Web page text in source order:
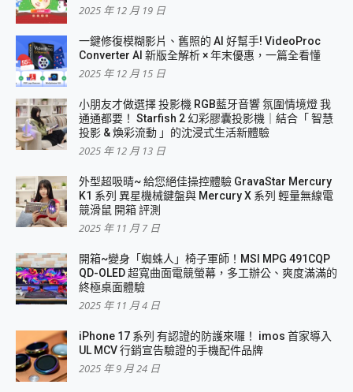
2025 年 12 月 19 日
一鍵修復模糊影片、舊照的 AI 好幫手! VideoProc
Converter AI 新版全解析 × 年末優惠，一篇全看懂
2025 年 12 月 15 日
小朋友才做選擇 投影機 RGB藍牙音響 氛圍情境燈 我
通通都要！ Starfish 2 幻彩膠囊投影機｜結合「 智慧
投影 & 煥彩流動 」的沈浸式生活新體驗
2025 年 12 月 13 日
外型超吸晴~ 給您絕佳操控體驗 GravaStar Mercury
K1 系列 異星機械鍵盤與 Mercury X 系列 輕量無線電
競滑鼠 開箱 評測
2025 年 11 月 7 日
開箱~變身「蜘蛛人」椅子軍師！MSI MPG 491CQP
QD-OLED 超寬曲面電競螢幕，多工辦公、爽度滿滿的
終極桌面體驗
2025 年 11 月 4 日
iPhone 17 系列 有認證的防護來囉！ imos 首家導入
UL MCV 行銷宣告驗證的手機配件品牌
2025 年 9 月 24 日